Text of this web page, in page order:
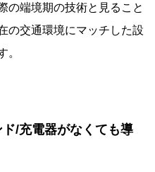
の端境期の技術と見ること
の交通環境にマッチした設
。
/充電器がなくても導